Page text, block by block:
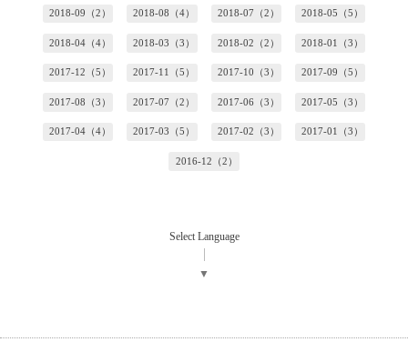
2018-09（2） 2018-08（4） 2018-07（2） 2018-05（5）
2018-04（4） 2018-03（3） 2018-02（2） 2018-01（3）
2017-12（5） 2017-11（5） 2017-10（3） 2017-09（5）
2017-08（3） 2017-07（2） 2017-06（3） 2017-05（3）
2017-04（4） 2017-03（5） 2017-02（3） 2017-01（3）
2016-12（2）
Select Language
▼